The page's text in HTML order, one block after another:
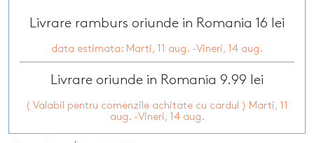
Livrare ramburs oriunde in Romania 16 lei
data estimata: Marti, 11 aug. -Vineri, 14 aug.
Livrare oriunde in Romania 9.99 lei
( Valabil pentru comenzile achitate cu cardul ) Marti, 11
aug. -Vineri, 14 aug.